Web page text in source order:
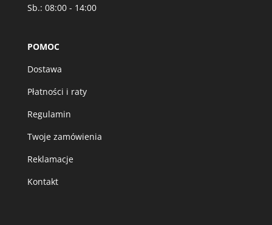
Sb.: 08:00 - 14:00
POMOC
Dostawa
Płatności i raty
Regulamin
Twoje zamówienia
Reklamacje
Kontakt